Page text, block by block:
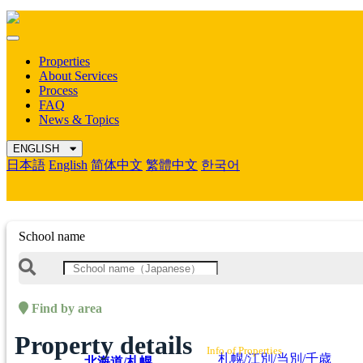
Mobile
Properties
About Services
Process
FAQ
News & Topics
ENGLISH
日本語 English 简体中文 繁體中文 한국어
School name
Find by area
札幌/江別/当別/千歳
Property details Info of Properties